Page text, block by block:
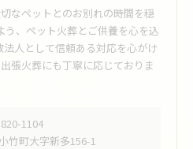
なペットとのお別れの時間を穏
う、ペット火葬とご供養を心を込
人として信頼ある対応を心がけ
張火葬にも丁寧に応じておりま
1104
竹町大字新多156-1